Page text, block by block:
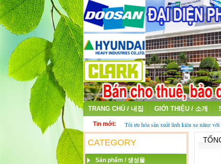
TRANG CHỦ / 내집 GIỚI THIỆU / 소개
Tin mới:
Tối ưu hóa sản xuất linh kiện xe nâng với
fiber
Thu mua ắc quy cũ - ắc quy xe nâng đã
CATEGORY
Sản phẩm / 생성물